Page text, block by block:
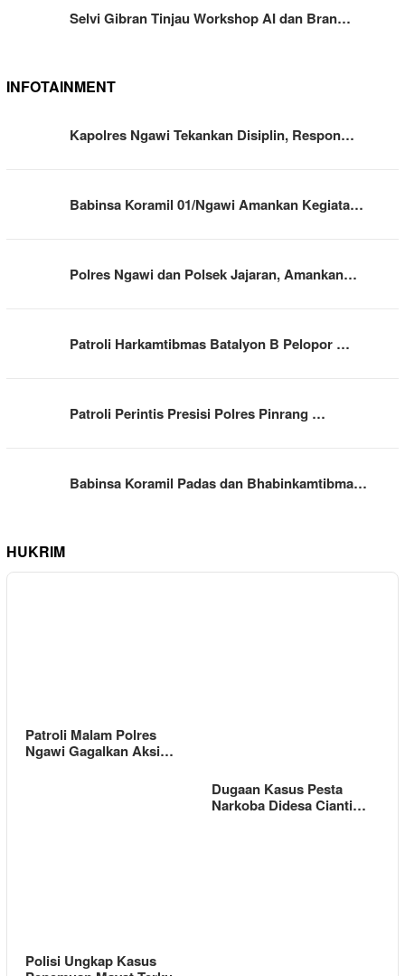
Selvi Gibran Tinjau Workshop AI dan Bran…
INFOTAINMENT
Kapolres Ngawi Tekankan Disiplin, Respon…
Babinsa Koramil 01/Ngawi Amankan Kegiata…
Polres Ngawi dan Polsek Jajaran, Amankan…
Patroli Harkamtibmas Batalyon B Pelopor …
Patroli Perintis Presisi Polres Pinrang …
Babinsa Koramil Padas dan Bhabinkamtibma…
HUKRIM
Patroli Malam Polres
Ngawi Gagalkan Aksi…
Dugaan Kasus Pesta
Narkoba Didesa Cianti…
Polisi Ungkap Kasus